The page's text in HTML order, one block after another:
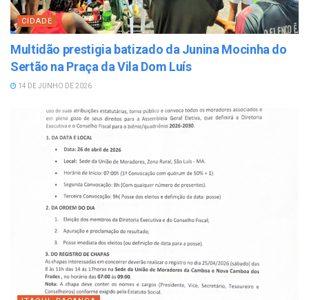
CIDADE
Multidão prestigia batizado da Junina Mocinha do
Sertão na Praça da Vila Dom Luís
14 DE JUNHO DE 2026